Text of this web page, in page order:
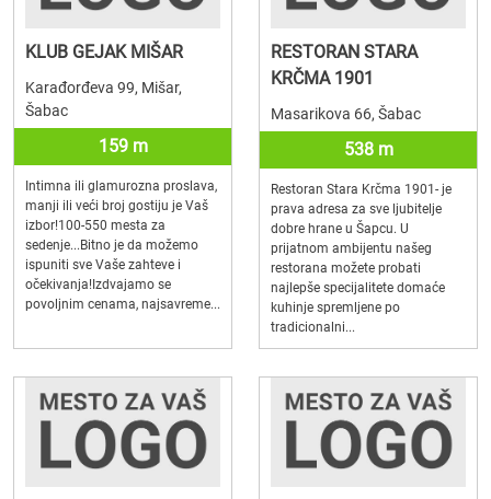
KLUB GEJAK MIŠAR
Karađorđeva 99, Mišar,
Šabac
159 m
Intimna ili glamurozna proslava,
manji ili veći broj gostiju je Vaš
izbor!100-550 mesta za
sedenje...Bitno je da možemo
ispuniti sve Vaše zahteve i
očekivanja!Izdvajamo se
povoljnim cenama, najsavreme...
RESTORAN STARA
KRČMA 1901
Masarikova 66, Šabac
538 m
Restoran Stara Krčma 1901- je
prava adresa za sve ljubitelje
dobre hrane u Šapcu. U
prijatnom ambijentu našeg
restorana možete probati
najlepše specijalitete domaće
kuhinje spremljene po
tradicionalni...